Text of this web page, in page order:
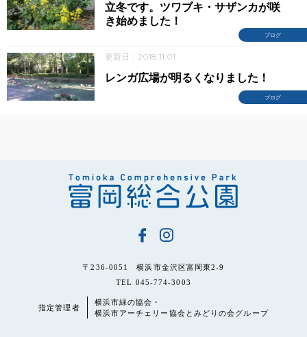
ブログ
立冬です。ツワブキ・サザンカが咲
き始めました！
更新日：2018.11.01
ブログ
レンガ広場が明るくなりました！
〒236-0051 横浜市金沢区富岡東2-9
TEL 045-774-3003
指定管理者
横浜市緑の協会・
横浜市アーチェリー協会とみどりの会グループ